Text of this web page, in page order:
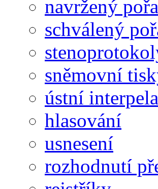
navržený
schválený
sněmovní
ústní
hlasování
usnesení
rozhodnutí